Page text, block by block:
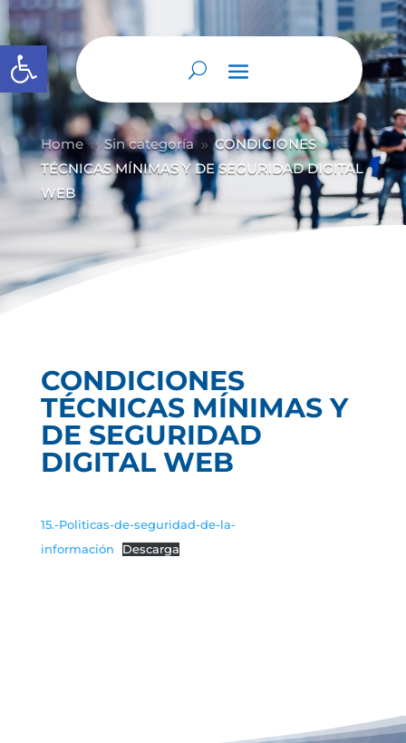
Abrir barra de herramientas
Home 9 Sin categoría 9 CONDICIONES
TÉCNICAS MÍNIMAS Y DE SEGURIDAD DIGITAL
WEB
CONDICIONES
TÉCNICAS MÍNIMAS Y
DE SEGURIDAD
DIGITAL WEB
15.-Politicas-de-seguridad-de-la-
información
Descarga